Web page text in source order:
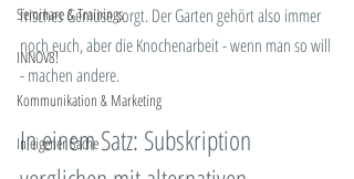
Seminare & Trainings
INNOV8!
Kommunikation & Marketing
In eigener Sache
frisches Gemüse sorgt. Der Garten gehört also immer
noch euch, aber die Knochenarbeit - wenn man so will
- machen andere.
In einem Satz: Subskription